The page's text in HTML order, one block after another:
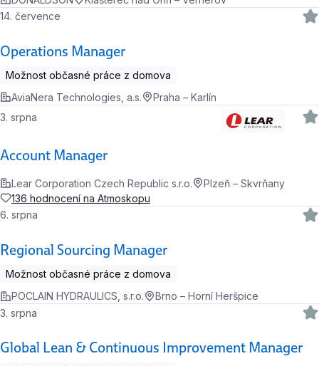
Operations Manager
14. července
Možnost občasné práce z domova
AviaNera Technologies, a.s.
Praha – Karlín
Account Manager
3. srpna
Lear Corporation Czech Republic s.r.o.
Plzeň – Skvrňany
136 hodnocení na Atmoskopu
Regional Sourcing Manager
6. srpna
Možnost občasné práce z domova
POCLAIN HYDRAULICS, s.r.o.
Brno – Horní Heršpice
Global Lean & Continuous Improvement Manager
3. srpna